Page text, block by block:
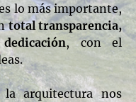
lo más importante,
total transparencia,
, con el
la arquitectura nos